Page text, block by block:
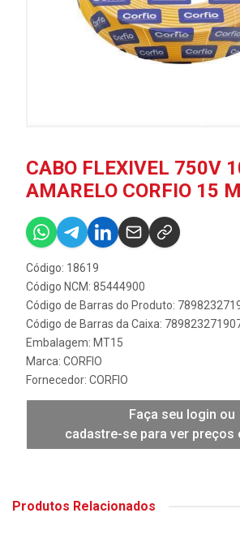
CABO FLEXIVEL 750V
AMARELO CORFIO 15
Código: 18619
Código NCM: 85444900
Código de Barras do Produto:
Código de Barras da Caixa:
Embalagem: MT15
Marca: CORFIO
Fornecedor: CORFIO
Faça seu login ou
cadastre-se para ver preços
Produtos Relacionados